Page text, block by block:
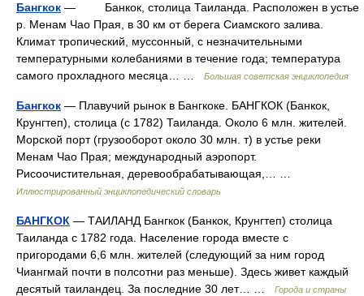
Бангкок — Банкок, столица Таиланда. Расположен в устье
р. Менам Чао Прая, в 30 км от берега Сиамского залива.
Климат тропический, муссонный, с незначительными
температурными колебаниями в течение года; температура
самого прохладного месяца… …
Большая советская энциклопедия
Бангкок — Плавучий рынок в Бангкоке. БАНГКОК (Банкок,
Крунгтеп), столица (с 1782) Таиланда. Около 6 млн. жителей.
Морской порт (грузооборот около 30 млн. т) в устье реки
Менам Чао Прая; международный аэропорт.
Рисоочистительная, деревообрабатывающая,… …
Иллюстрированный энциклопедический словарь
БАНГКОК — ТАИЛАНД Бангкок (Банкок, Крунгтеп) столица
Таиланда с 1782 года. Население города вместе с
пригородами 6,6 млн. жителей (следующий за ним город
Чиангмай почти в полсотни раз меньше). Здесь живет каждый
десятый таиландец. За последние 30 лет… …
Города и страны